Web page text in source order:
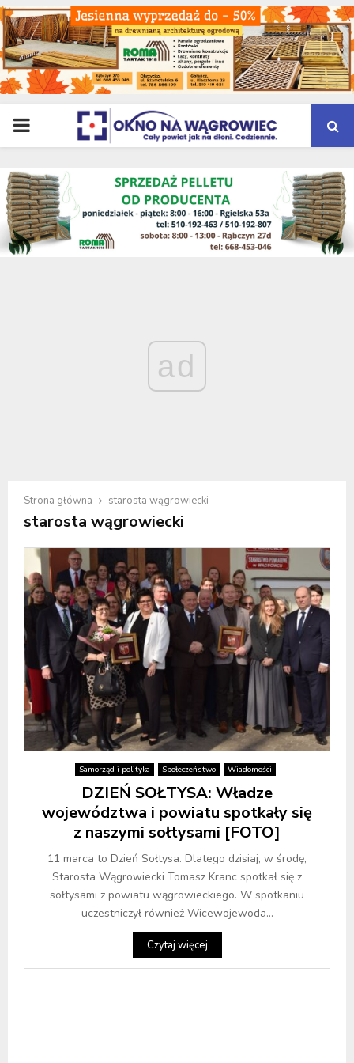
PRIMARY
MENU
ad
Strona główna starosta wągrowiecki
starosta wągrowiecki
Samorząd i polityka Społeczeństwo Wiadomości
DZIEŃ SOŁTYSA: Władze
województwa i powiatu spotkały się
z naszymi sołtysami [FOTO]
11 marca to Dzień Sołtysa. Dlatego dzisiaj, w środę,
Starosta Wągrowiecki Tomasz Kranc spotkał się z
sołtysami z powiatu wągrowieckiego. W spotkaniu
uczestniczył również Wicewojewoda...
Czytaj więcej